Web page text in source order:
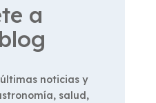
a
noticias y
salud,